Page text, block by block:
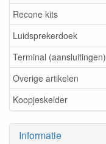
Recone kits
Luidsprekerdoek
Terminal (aansluitingen)
Overige artikelen
Koopjeskelder
Informatie